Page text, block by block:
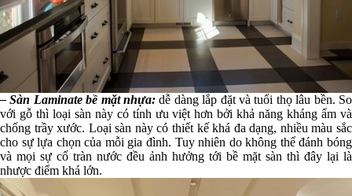
– Sàn Laminate bề mặt nhựa: dễ dàng lắp đặt và tuổi thọ lâu bền. So
với gỗ thì loại sàn này có tính ưu việt hơn bởi khả năng kháng ẩm và
chống trầy xước. Loại sàn này có thiết kế khá đa dạng, nhiều màu sắc
cho sự lựa chọn của mỗi gia đình. Tuy nhiên do không thể đánh bóng
và mọi sự cố tràn nước đều ảnh hưởng tới bề mặt sàn thì đây lại là
nhược điểm khá lớn.